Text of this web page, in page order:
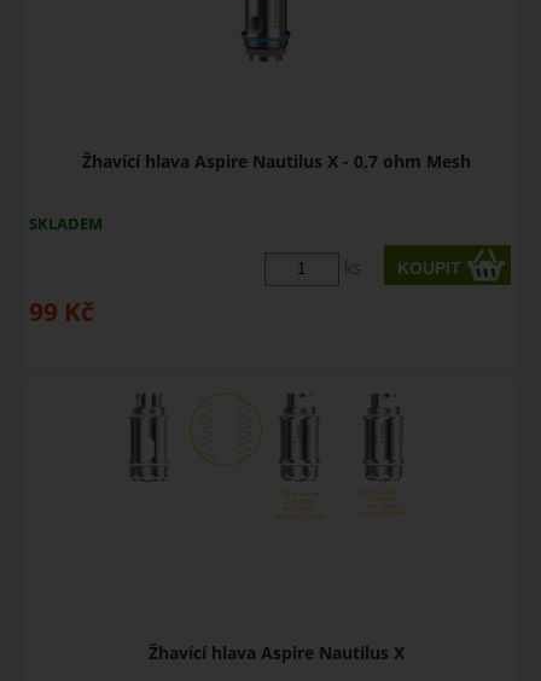
Žhavící hlava Aspire Nautilus X - 0,7 ohm Mesh
SKLADEM
ks
99 Kč
Žhavící hlava Aspire Nautilus X